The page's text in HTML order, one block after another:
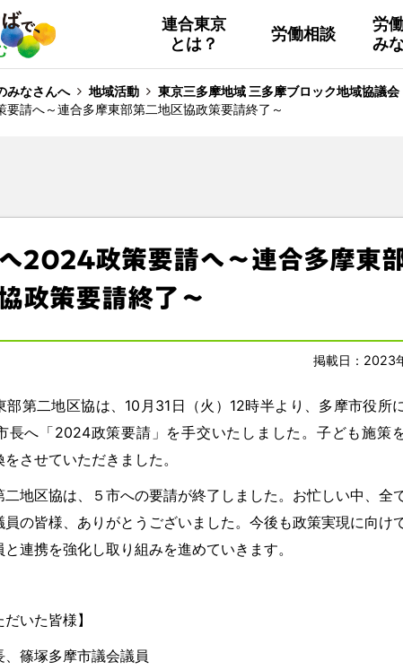
連合東京
とは？
組織概要
労働相談
労
み
活動
連合東京
Facebook
みなさんへ 地域活動
東京三多摩地域 三多摩ブロック地域協議会
請へ～連合多摩東部第二地区協政策要請終了～
2024政策要請へ～連合多摩東
政策要請終了～
掲載日：2023
第二地区協は、10月31日（火）12時半より、多摩市役所
長へ「2024政策要請」を手交いたしました。子ども施策
させていただきました。
地区協は、５市への要請が終了しました。お忙しい中、全
員の皆様、ありがとうございました。今後も政策実現に向け
連携を強化し取り組みを進めていきます。
だいた皆様】
、篠塚多摩市議会議員